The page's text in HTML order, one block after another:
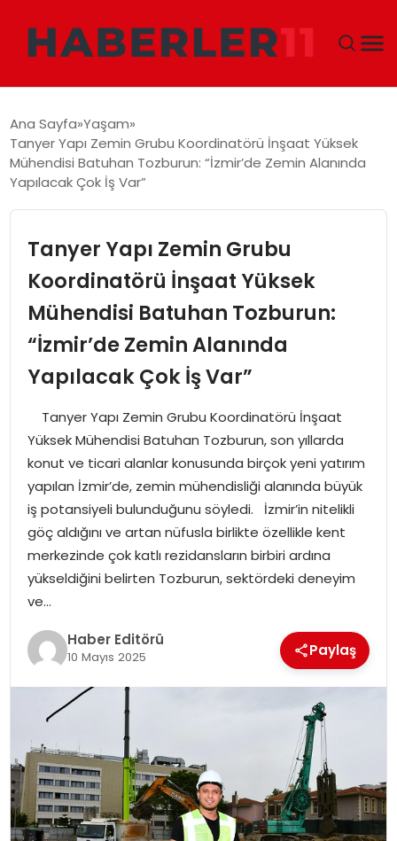
DÜNYA
SIYASET
TEKNOLOJI
EĞITIM
MAGAZIN
SPOR
YAŞAM
Ana Sayfa Yaşam
Tanyer Yapı Zemin Grubu Koordinatörü İnşaat Yüksek
Mühendisi Batuhan Tozburun: “İzmir’de Zemin Alanında
Yapılacak Çok İş Var”
Tanyer Yapı Zemin Grubu
Koordinatörü İnşaat Yüksek
Mühendisi Batuhan Tozburun:
“İzmir’de Zemin Alanında
Yapılacak Çok İş Var”
Tanyer Yapı Zemin Grubu Koordinatörü İnşaat
Yüksek Mühendisi Batuhan Tozburun, son yıllarda
konut ve ticari alanlar konusunda birçok yeni yatırım
yapılan İzmir’de, zemin mühendisliği alanında büyük
iş potansiyeli bulunduğunu söyledi. İzmir’in nitelikli
göç aldığını ve artan nüfusla birlikte özellikle kent
merkezinde çok katlı rezidansların birbiri ardına
yükseldiğini belirten Tozburun, sektördeki deneyim
ve…
Haber Editörü
10 Mayıs 2025 Paylaş